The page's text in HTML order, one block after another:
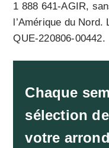
1 888 641-AGIR,
l’Amérique du
QUE-220806-00442.
Chaque
sélection
votre